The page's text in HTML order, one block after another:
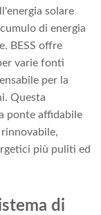
solare
di energia
BESS offre
varie fonti
per la
Questa
ponte affidabile
più puliti ed
di